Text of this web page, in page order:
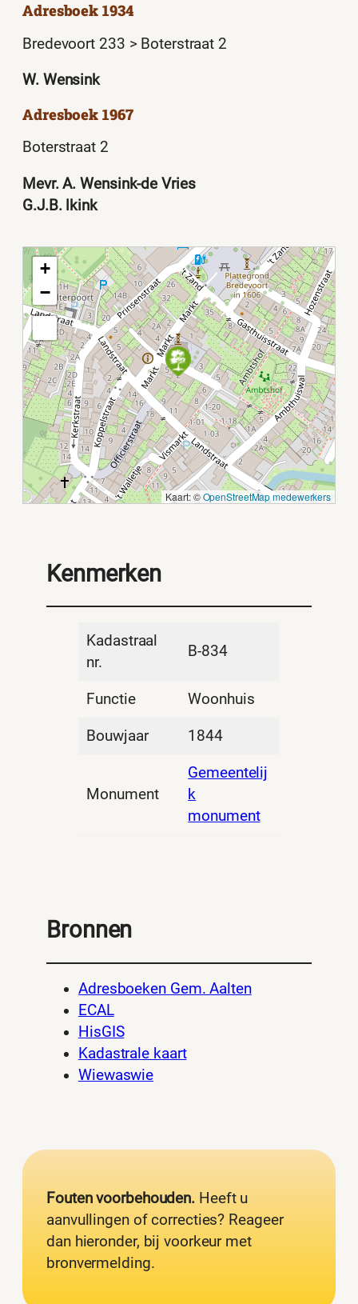
Adresboek 1934
Bredevoort 233 > Boterstraat 2
W. Wensink
Adresboek 1967
Boterstraat 2
Mevr. A. Wensink-de Vries
G.J.B. lkink
+
−
Kaart: ©OpenStreetMap medewerkers
Kenmerken
Kadastraal
nr.
B-834
Functie Woonhuis
Bouwjaar 1844
Monument
Gemeentelij
k
monument
Bronnen
Adresboeken Gem. Aalten
ECAL
HisGIS
Kadastrale kaart
Wiewaswie
Fouten voorbehouden. Heeft u
aanvullingen of correcties? Reageer
dan hieronder, bij voorkeur met
bronvermelding.